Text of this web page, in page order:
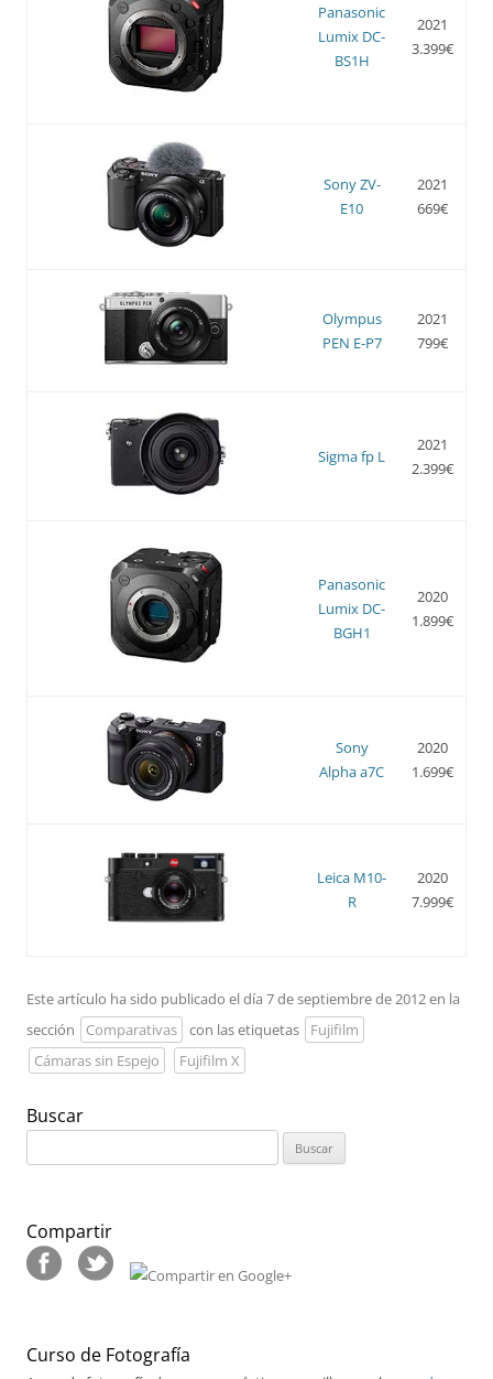
Panasonic
Lumix DC-
BS1H
2021
3.399€
Sony ZV-
E10
2021
669€
Olympus
PEN E-P7
2021
799€
Sigma fp L
2021
2.399€
Panasonic
Lumix DC-
BGH1
2020
1.899€
Sony
Alpha a7C
2020
1.699€
Leica M10-
R
2020
7.999€
Este artículo ha sido publicado el día 7 de septiembre de 2012 en la
sección
Comparativas con las etiquetas
Fujifilm
Cámaras sin Espejo
Fujifilm X
Buscar
Compartir
Curso de Fotografía